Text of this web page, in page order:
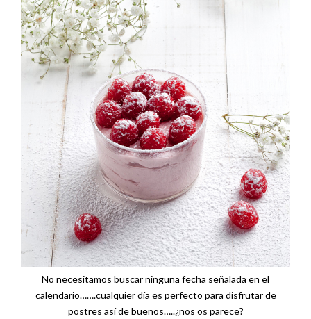
No necesitamos buscar ninguna fecha señalada en el
calendario…….cualquier día es perfecto para disfrutar de
postres así de buenos…..¿nos os parece?